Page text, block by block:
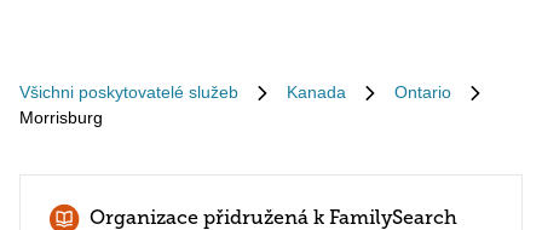
Všichni poskytovatelé služeb Kanada
Ontario
Morrisburg
Organizace přidružená k FamilySearch